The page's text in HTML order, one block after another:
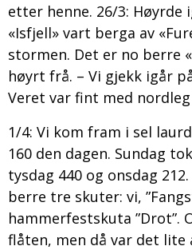
etter henne. 26/3:
«Isfjell» vart berga av
stormen. Det er no berre
høyrt frå. – Vi gjekk igår
Veret var fint med
1/4: Vi kom fram i sel
160 den dagen. Sundag
tysdag 440 og onsdag
berre tre skuter: vi,
hammerfestskuta ”Drot”.
flåten, men då var det lite